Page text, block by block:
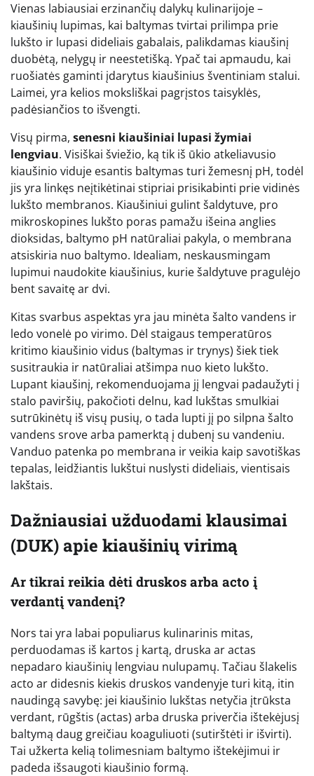
Vienas labiausiai erzinančių dalykų kulinarijoje –
kiaušinių lupimas, kai baltymas tvirtai prilimpa prie
lukšto ir lupasi dideliais gabalais, palikdamas kiaušinį
duobėtą, nelygų ir neestetišką. Ypač tai apmaudu, kai
ruošiatės gaminti įdarytus kiaušinius šventiniam stalui.
Laimei, yra kelios moksliškai pagrįstos taisyklės,
padėsiančios to išvengti.
Visų pirma, senesni kiaušiniai lupasi žymiai
lengviau. Visiškai šviežio, ką tik iš ūkio atkeliavusio
kiaušinio viduje esantis baltymas turi žemesnį pH, todėl
jis yra linkęs neįtikėtinai stipriai prisikabinti prie vidinės
lukšto membranos. Kiaušiniui gulint šaldytuve, pro
mikroskopines lukšto poras pamažu išeina anglies
dioksidas, baltymo pH natūraliai pakyla, o membrana
atsiskiria nuo baltymo. Idealiam, neskausmingam
lupimui naudokite kiaušinius, kurie šaldytuve pragulėjo
bent savaitę ar dvi.
Kitas svarbus aspektas yra jau minėta šalto vandens ir
ledo vonelė po virimo. Dėl staigaus temperatūros
kritimo kiaušinio vidus (baltymas ir trynys) šiek tiek
susitraukia ir natūraliai atšimpa nuo kieto lukšto.
Lupant kiaušinį, rekomenduojama jį lengvai padaužyti į
stalo paviršių, pakočioti delnu, kad lukštas smulkiai
sutrūkinėtų iš visų pusių, o tada lupti jį po silpna šalto
vandens srove arba pamerktą į dubenį su vandeniu.
Vanduo patenka po membrana ir veikia kaip savotiškas
tepalas, leidžiantis lukštui nuslysti dideliais, vientisais
lakštais.
Dažniausiai užduodami klausimai
(DUK) apie kiaušinių virimą
Ar tikrai reikia dėti druskos arba acto į
verdantį vandenį?
Nors tai yra labai populiarus kulinarinis mitas,
perduodamas iš kartos į kartą, druska ar actas
nepadaro kiaušinių lengviau nulupamų. Tačiau šlakelis
acto ar didesnis kiekis druskos vandenyje turi kitą, itin
naudingą savybę: jei kiaušinio lukštas netyčia įtrūksta
verdant, rūgštis (actas) arba druska priverčia ištekėjusį
baltymą daug greičiau koaguliuoti (sutirštėti ir išvirti).
Tai užkerta kelią tolimesniam baltymo ištekėjimui ir
padeda išsaugoti kiaušinio formą.